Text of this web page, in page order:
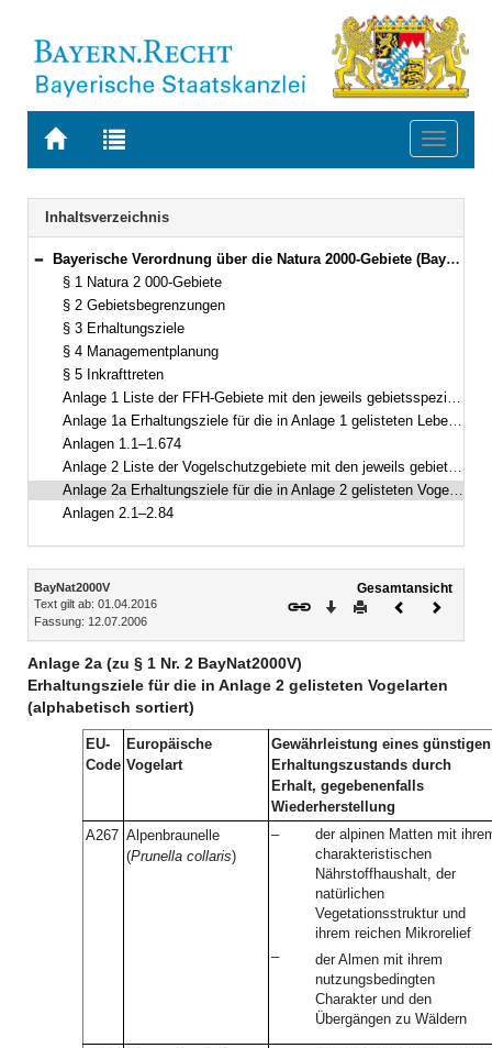
Zur
BAYERN.RECHT
Zur
letzten
Suche
Toggle
Navigation
Inhaltsverzeichnis
Bereich reduzieren
Bayerische Verordnung über die Natura 2000-Gebiete (Bayerische Natura 2000-Verordnung – BayNat2000V) Vom 12. Juli 2006 (GVBl. S. 524) BayRS 791-8-1-U (§§ 1–5)
§ 1 Natura 2 000-Gebiete
§ 2 Gebietsbegrenzungen
§ 3 Erhaltungsziele
§ 4 Managementplanung
§ 5 Inkrafttreten
Anlage 1 Liste der FFH-Gebiete mit den jeweils gebietsspezifischen Lebensraumtypen nach Anhang I (sortiert nach EU-Code) bzw. Arten nach Anhang II der Richtlinie 92/43/EWG (alphabetisch sortiert)
Anlage 1a Erhaltungsziele für die in Anlage 1 gelisteten Lebensraumtypen (sortiert nach EU-Code) und Arten (alphabetisch sortiert)
Anlagen 1.1–1.674
Anlage 2 Liste der Vogelschutzgebiete mit den jeweils gebietsspezifischen Vogelarten
Anlage 2a Erhaltungsziele für die in Anlage 2 gelisteten Vogelarten (alphabetisch sortiert)
Anlagen 2.1–2.84
Inhalt
BayNat2000V
Text gilt ab: 01.04.2016
Fassung: 12.07.2006
Gesamtansicht
Download
DruckenVorheriges
Anlage 2a (zu § 1 Nr. 2 BayNat2000V)
Erhaltungsziele für die in Anlage 2 gelisteten Vogelarten
(alphabetisch sortiert)
EU-
Code
Europäische
Vogelart
Gewährleistung eines günstigen
Erhaltungszustands durch
Erhalt, gegebenenfalls
Wiederherstellung
A267 Alpenbraunelle
(Prunella collaris)
–
der alpinen Matten mit
charakteristischen
Nährstoffhaushalt, der
natürlichen
Vegetationsstruktur und
ihrem reichen Mikrorelief
–
der Almen mit ihrem
nutzungsbedingten
Charakter und den
Übergängen zu Wäldern